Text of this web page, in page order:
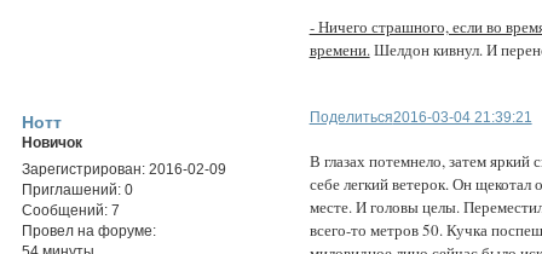
- Ничего страшного, если во
времени.Шелдон кивнул. И
Поделиться2016-03-04 21:39:21
Нотт
Новичок
Зарегистрирован: 2016-02-09
Приглашений: 0
Сообщений: 7
Провел на форуме:
В глазах потемнело, затем яркий
себе легкий ветерок. Он
месте. И головы целы.
всего-то метров 50. Кучка